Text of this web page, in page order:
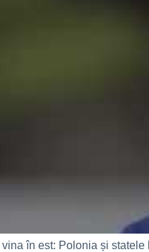
în est: Polonia și